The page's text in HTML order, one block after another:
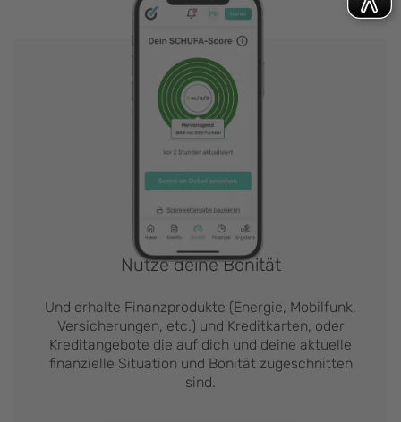
Nutze deine Bonität
Und erhalte Finanzprodukte (Energie, Mobilfunk,
Versicherungen, etc.) und Kreditkarten, oder
Kreditangebote die auf dich und deine aktuelle
finanzielle Situation und Bonität zugeschnitten
sind.